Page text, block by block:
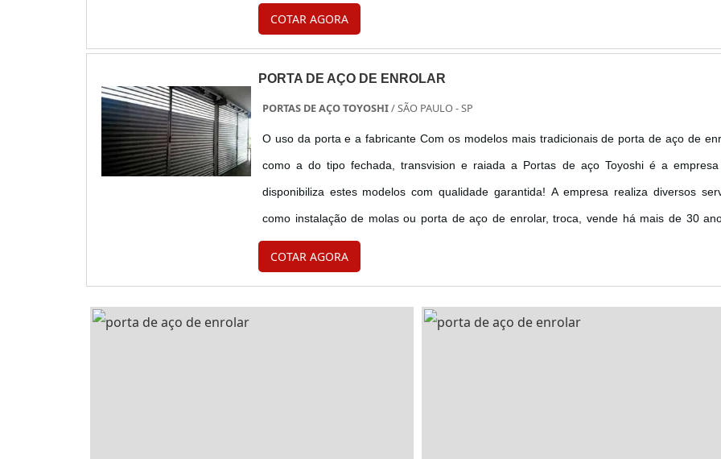
qualidade e praticidade dispensam fitas laterais e as molas superiores. As folhas da
e...
COTAR AGORA
PORTA DE AÇO DE ENROLAR
PORTAS DE AÇO TOYOSHI/ SÃO PAULO - SP
O uso da porta e a fabricante Com os modelos mais tradicionais de porta de aço de
como a do tipo fechada, transvision e raiada a Portas de aço Toyoshi é a
disponibiliza estes modelos com qualidade garantida! A empresa realiza diversos
como instalação de molas ou porta de aço de enrolar, troca, vende há mais de 30
porta de aço de enrolar é confeccionada sob medida e em lâminas galvanizadas,
espessura...
COTAR AGORA